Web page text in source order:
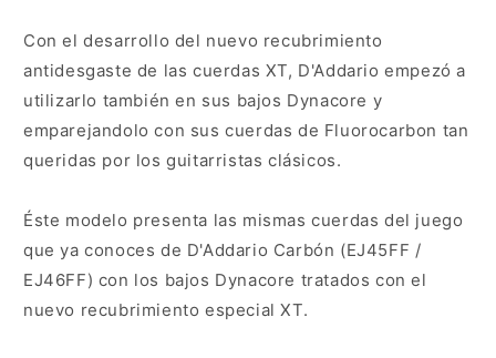
Con el desarrollo del nuevo recubrimiento
antidesgaste de las cuerdas XT, D'Addario empezó a
utilizarlo también en sus bajos Dynacore y
emparejandolo con sus cuerdas de Fluorocarbon tan
queridas por los guitarristas clásicos.
Éste modelo presenta las mismas cuerdas del juego
que ya conoces de D'Addario Carbón (EJ45FF /
EJ46FF) con los bajos Dynacore tratados con el
nuevo recubrimiento especial XT.